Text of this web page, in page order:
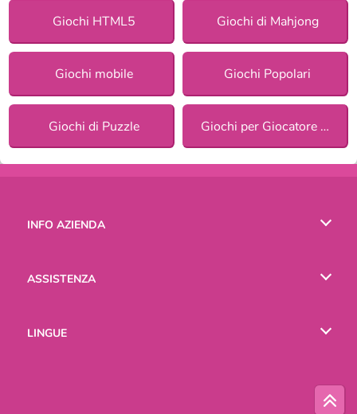
Giochi HTML5 Giochi di Mahjong
Giochi mobile Giochi Popolari
Giochi di Puzzle Giochi per Giocatore Singolo
INFO AZIENDA
ASSISTENZA
LINGUE